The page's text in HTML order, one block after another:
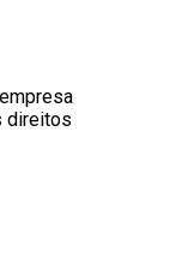
direitos